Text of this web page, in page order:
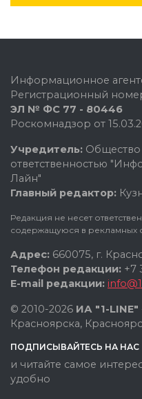
Информационное
Регистрационный
ЭЛ № ФС 77 - 80446
Роскомнадзор от
Учредитель: Общество
ответственностью
Лайн"
Главный редактор:
Редакция не несет
содержащуюся в рекламных
Адрес: 660075, г.
Телефон редакции: +7
E-mail редакции:
© 2010-2026 ИА "1-LINE"
Красноярска,
ПОДПИСЫВАЙТЕСЬ НА НАС
и читайте самое
удобно